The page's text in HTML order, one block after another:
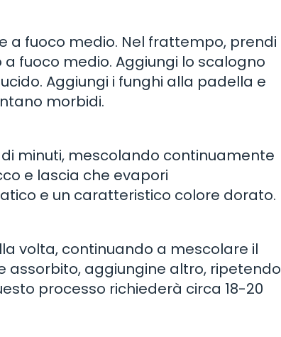
a fuoco medio. Nel frattempo, prendi
fuoco medio. Aggiungi lo scalogno
Aggiungi i funghi alla padella e
morbidi.
minuti, mescolando continuamente
e lascia che evapori
e un caratteristico colore dorato.
volta, continuando a mescolare il
assorbito, aggiungine altro, ripetendo
processo richiederà circa 18-20